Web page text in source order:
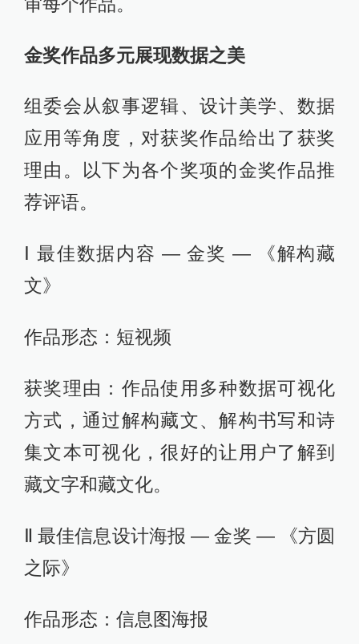
金奖作品多元展现数据之美
组委会从叙事逻辑、设计美学、数据
应用等角度，对获奖作品给出了获奖
理由。以下为各个奖项的金奖作品推
荐评语。
Ⅰ 最佳数据内容 — 金奖 — 《解构藏
文》
作品形态：短视频
获奖理由：作品使用多种数据可视化
方式，通过解构藏文、解构书写和诗
集文本可视化，很好的让用户了解到
藏文字和藏文化。
Ⅱ 最佳信息设计海报 — 金奖 — 《方圆
之际》
作品形态：信息图海报